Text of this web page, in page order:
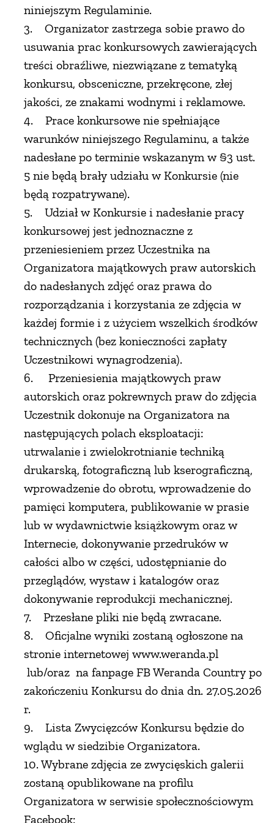
niniejszym Regulaminie.
3. Organizator zastrzega sobie prawo do
usuwania prac konkursowych zawierających
treści obraźliwe, niezwiązane z tematyką
konkursu, obsceniczne, przekręcone, złej
jakości, ze znakami wodnymi i reklamowe.
4. Prace konkursowe nie spełniające
warunków niniejszego Regulaminu, a także
nadesłane po terminie wskazanym w §3 ust.
5 nie będą brały udziału w Konkursie (nie
będą rozpatrywane).
5. Udział w Konkursie i nadesłanie pracy
konkursowej jest jednoznaczne z
przeniesieniem przez Uczestnika na
Organizatora majątkowych praw autorskich
do nadesłanych zdjęć oraz prawa do
rozporządzania i korzystania ze zdjęcia w
każdej formie i z użyciem wszelkich środków
technicznych (bez konieczności zapłaty
Uczestnikowi wynagrodzenia).
6. Przeniesienia majątkowych praw
autorskich oraz pokrewnych praw do zdjęcia
Uczestnik dokonuje na Organizatora na
następujących polach eksploatacji:
utrwalanie i zwielokrotnianie techniką
drukarską, fotograficzną lub kserograficzną,
wprowadzenie do obrotu, wprowadzenie do
pamięci komputera, publikowanie w prasie
lub w wydawnictwie książkowym oraz w
Internecie, dokonywanie przedruków w
całości albo w części, udostępnianie do
przeglądów, wystaw i katalogów oraz
dokonywanie reprodukcji mechanicznej.
7. Przesłane pliki nie będą zwracane.
8. Oficjalne wyniki zostaną ogłoszone na
stronie internetowej www.weranda.pl
lub/oraz na fanpage FB Weranda Country po
zakończeniu Konkursu do dnia dn. 27.05.2026
r.
9. Lista Zwycięzców Konkursu będzie do
wglądu w siedzibie Organizatora.
10. Wybrane zdjęcia ze zwycięskich galerii
zostaną opublikowane na profilu
Organizatora w serwisie społecznościowym
Facebook: